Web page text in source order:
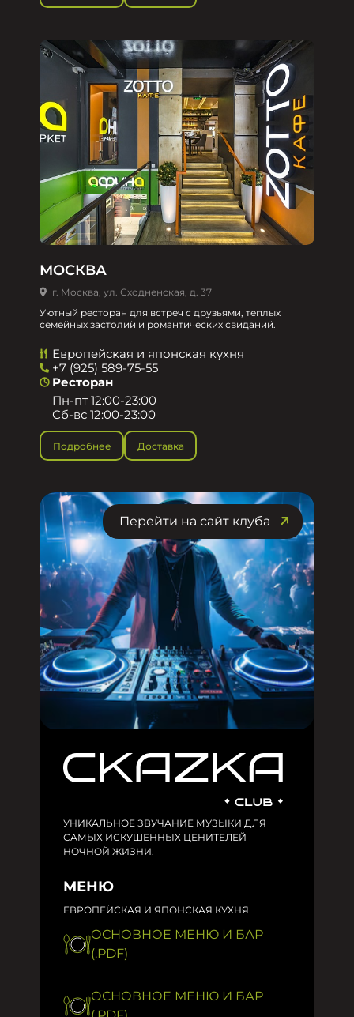
МОСКВА
г. Москва, ул. Сходненская, д. 37
Уютный ресторан для встреч с друзьями, теплых
семейных застолий и романтических свиданий.
Европейская и японская кухня
+7 (925) 589-75-55
Ресторан
Пн-пт 12:00-23:00
Сб-вс 12:00-23:00
Подробнее Доставка
Перейти на сайт клуба
УНИКАЛЬНОЕ ЗВУЧАНИЕ МУЗЫКИ ДЛЯ
САМЫХ ИСКУШЕННЫХ ЦЕНИТЕЛЕЙ
НОЧНОЙ ЖИЗНИ.
МЕНЮ
ЕВРОПЕЙСКАЯ И ЯПОНСКАЯ КУХНЯ
ОСНОВНОЕ МЕНЮ И БАР
(.PDF)
ОСНОВНОЕ МЕНЮ И БАР